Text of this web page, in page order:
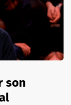
son